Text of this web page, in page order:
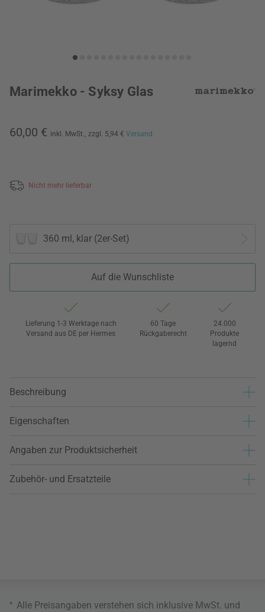
Marimekko - Syksy Glas
60,00 € inkl. MwSt., zzgl. 5,94 € Versand
Nicht mehr lieferbar
360 ml, klar (2er-Set)
Auf die Wunschliste
Lieferung 1-3 Werktage nach
Versand aus DE per Hermes
60 Tage
Rückgaberecht
24.000
Produkte
lagernd
Beschreibung
Eigenschaften
Angaben zur Produktsicherheit
Zubehör- und Ersatzteile
* Alle Preisangaben verstehen sich inklusive MwSt. und